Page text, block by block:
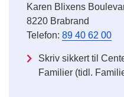
Karen Blixens
8220 Brabrand
Telefon: 89 40 62 00
Skriv sikkert til
Familier (tidl.